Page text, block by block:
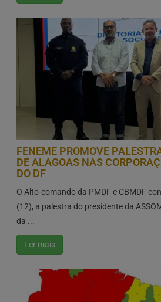
FENEME PROMOVE
DE ALAGOAS NAS
DO DF
O Alto-comando da PMDF e CBMDF
(12), a palestra do presidente da
da ...
Ler mais